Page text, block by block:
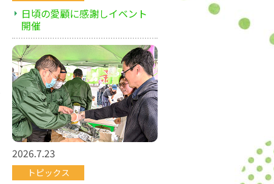
日頃の愛顧に感謝しイベント
開催
2026.7.23
トピックス